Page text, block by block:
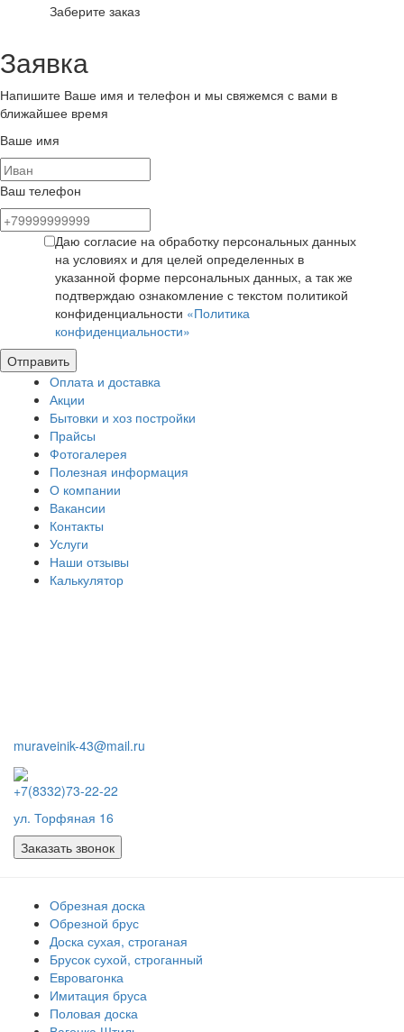
Заберите заказ
Заявка
Напишите Ваше имя и телефон и мы свяжемся с вами в
ближайшее время
Ваше имя
Ваш телефон
Даю согласие на обработку персональных данных
на условиях и для целей определенных в
указанной форме персональных данных, а так же
подтверждаю ознакомление с текстом политикой
конфиденциальности «Политика
конфиденциальности»
Отправить
Оплата и доставка
Акции
Бытовки и хоз постройки
Прайсы
Фотогалерея
Полезная информация
О компании
Вакансии
Контакты
Услуги
Наши отзывы
Калькулятор
muraveinik-43@mail.ru
+7(8332)73-22-22
ул. Торфяная 16
Заказать звонок
Обрезная доска
Обрезной брус
Доска сухая, строганая
Брусок сухой, строганный
Евровагонка
Имитация бруса
Половая доска